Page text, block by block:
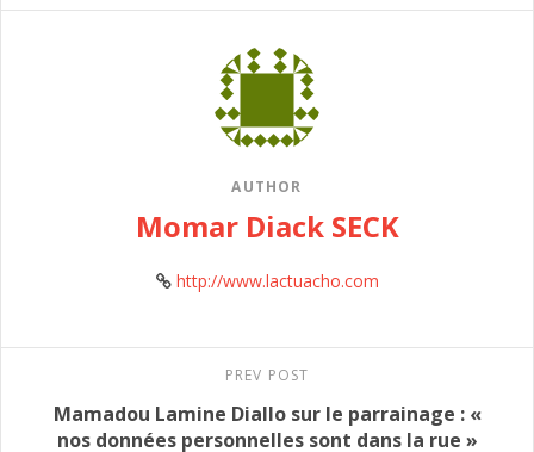
AUTHOR
Momar Diack SECK
http://www.lactuacho.com
PREV POST
Mamadou Lamine Diallo sur le parrainage : «
nos données personnelles sont dans la rue »